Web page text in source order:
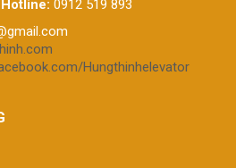
Hotline: 0912 519 893
Hungthinhelevator